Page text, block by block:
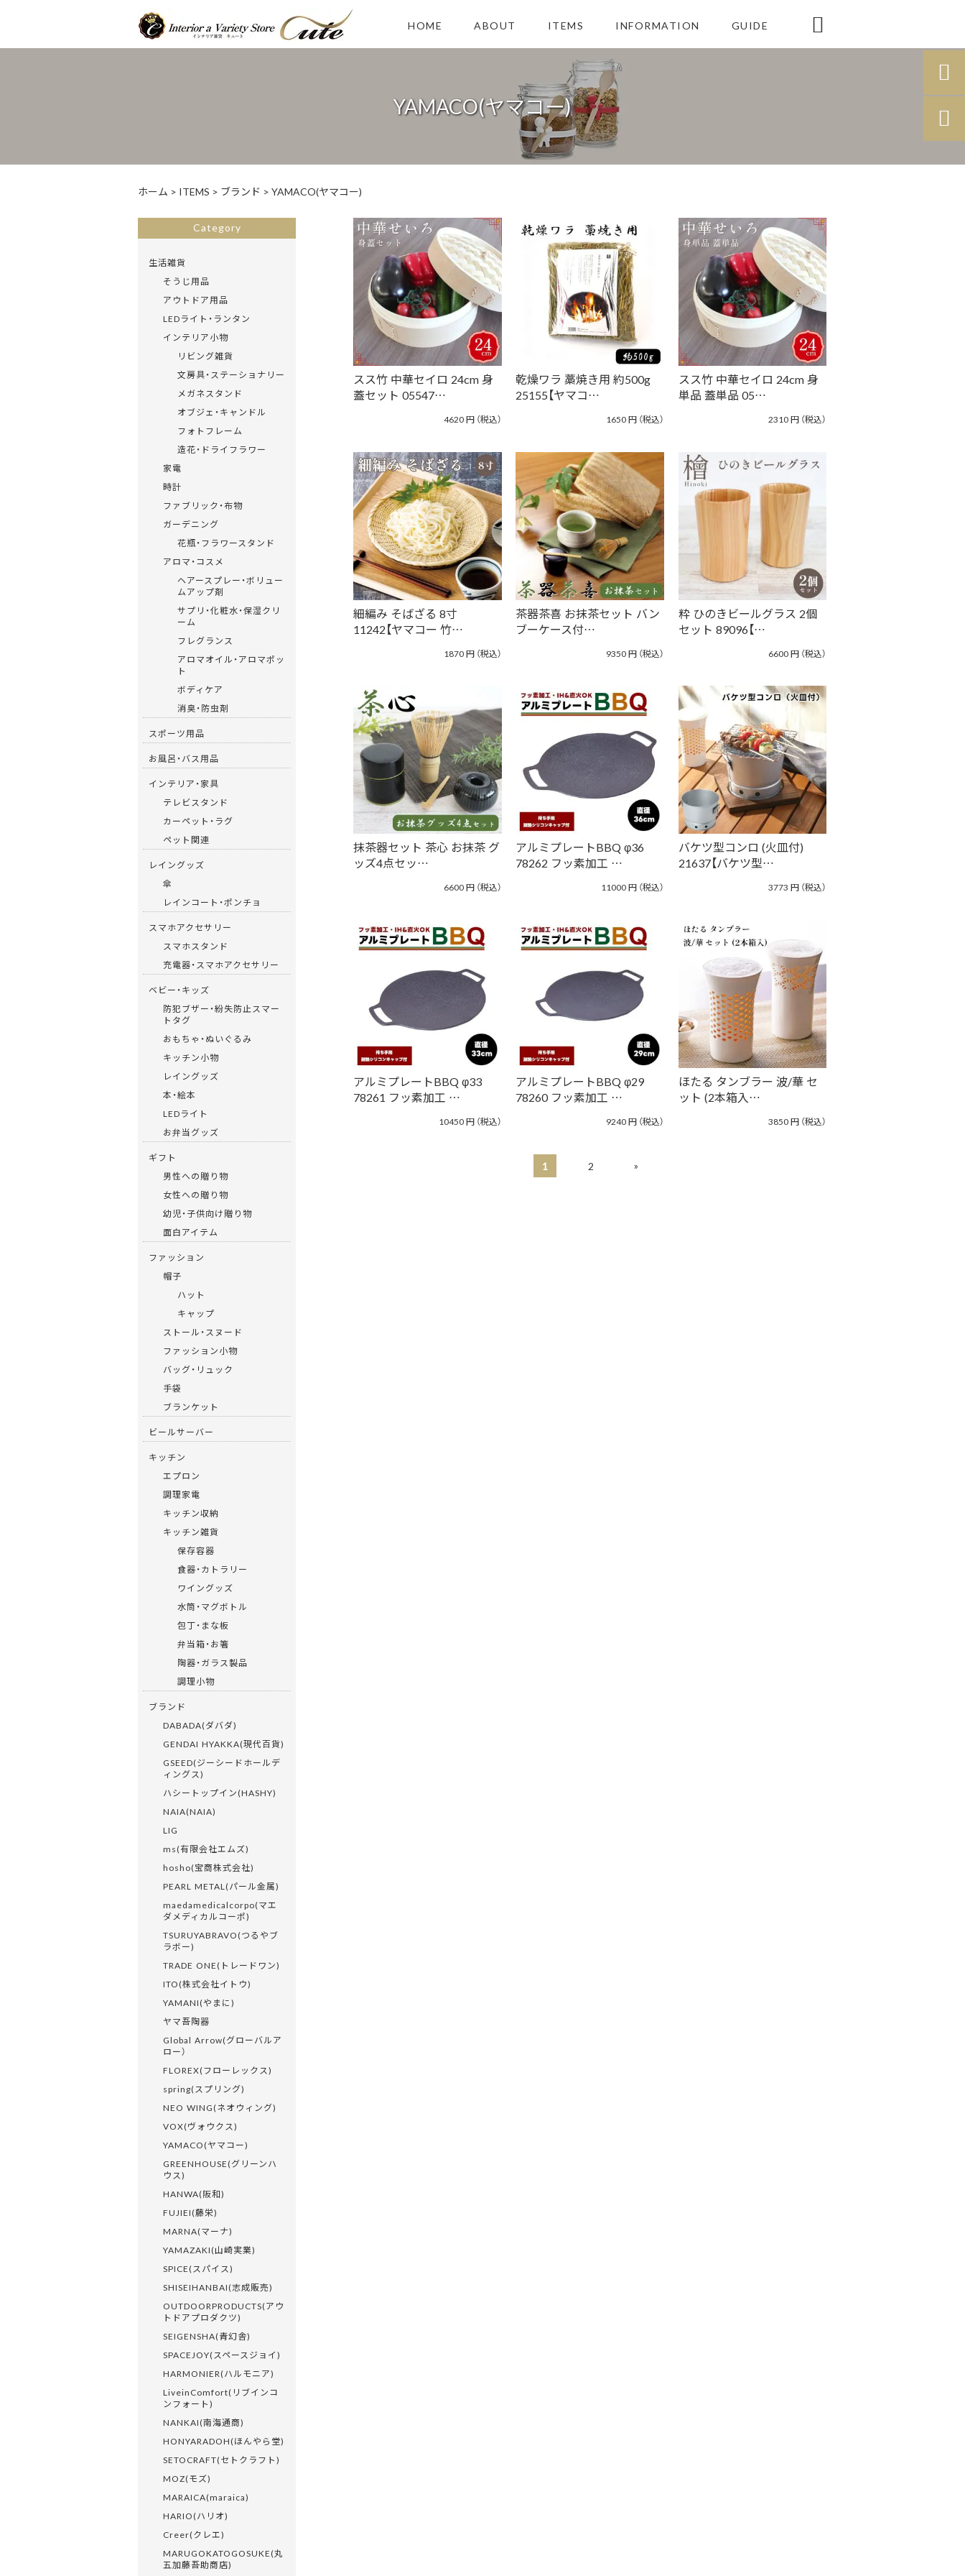
HOME ABOUT ITEMS INFORMATION GUIDE 
YAMACO(ヤマコー)
ホーム > ITEMS > ブランド > YAMACO(ヤマコー)
スス竹 中華セイロ 24cm 身
蓋セット 05547…
4620円 （税込）
乾燥ワラ 藁焼き用 約500g
25155【ヤマコ…
1650円 （税込）
スス竹 中華セイロ 24cm 身
単品 蓋単品 05…
2310円 （税込）
細編み そばざる 8寸
11242【ヤマコー 竹…
1870円 （税込）
茶器茶喜 お抹茶セット バン
ブーケース付…
9350円 （税込）
粋 ひのきビールグラス 2個
セット 89096【…
6600円 （税込）
抹茶器セット 茶心 お抹茶 グ
ッズ4点セッ…
6600円 （税込）
アルミプレートBBQ φ36
78262 フッ素加工 …
11000円 （税込）
バケツ型コンロ (火皿付)
21637【バケツ型…
3773 円 （税込）
アルミプレートBBQ φ33
78261 フッ素加工 …
10450円 （税込）
アルミプレートBBQ φ29
78260 フッ素加工 …
9240円 （税込）
ほたる タンブラー 波/華 セ
ット (2本箱入…
3850円 （税込）
1 2 »
Category
生活雑貨
そうじ用品
アウトドア用品
LEDライト・ランタン
インテリア小物
リビング雑貨
文房具・ステーショナリー
メガネスタンド
オブジェ・キャンドル
フォトフレーム
造花・ドライフラワー
家電
時計
ファブリック・布物
ガーデニング
花瓶・フラワースタンド
アロマ・コスメ
ヘアースプレー・ボリュー
ムアップ剤
サプリ・化粧水・保湿クリ
ーム
フレグランス
アロマオイル・アロマポッ
ト
ボディケア
消臭・防虫剤
スポーツ用品
お風呂・バス用品
インテリア・家具
テレビスタンド
カーペット・ラグ
ペット関連
レイングッズ
傘
レインコート・ポンチョ
スマホアクセサリー
スマホスタンド
充電器・スマホアクセサリー
ベビー・キッズ
防犯ブザー・紛失防止スマー
トタグ
おもちゃ・ぬいぐるみ
キッチン小物
レイングッズ
本・絵本
LEDライト
お弁当グッズ
ギフト
男性への贈り物
女性への贈り物
幼児・子供向け贈り物
面白アイテム
ファッション
帽子
ハット
キャップ
ストール・スヌード
ファッション小物
バッグ・リュック
手袋
ブランケット
ビールサーバー
キッチン
エプロン
調理家電
キッチン収納
キッチン雑貨
保存容器
食器・カトラリー
ワイングッズ
水筒・マグボトル
包丁・まな板
弁当箱・お箸
陶器・ガラス製品
調理小物
ブランド
DABADA(ダバダ)
GENDAI HYAKKA(現代百貨)
GSEED(ジーシードホールデ
ィングス)
ハシートップイン(HASHY)
NAIA(NAIA)
LIG
ms(有限会社エムズ)
hosho(宝商株式会社)
PEARL METAL(パール金属)
maedamedicalcorpo(マエ
ダメディカルコーポ)
TSURUYABRAVO(つるやブ
ラボー)
TRADE ONE(トレードワン)
ITO(株式会社イトウ)
YAMANI(やまに)
ヤマ吾陶器
Global Arrow(グローバルア
ロー）
FLOREX(フローレックス)
spring(スプリング)
NEO WING(ネオウィング)
VOX(ヴォウクス)
YAMACO(ヤマコー)
GREENHOUSE(グリーンハ
ウス)
HANWA(阪和)
FUJIEI(藤栄)
MARNA(マーナ)
YAMAZAKI(山崎実業)
SPICE(スパイス)
SHISEIHANBAI(志成販売)
OUTDOORPRODUCTS(アウ
トドアプロダクツ)
SEIGENSHA(青幻舎)
SPACEJOY(スペースジョイ)
HARMONIER(ハルモニア)
LiveinComfort(リブインコ
ンフォート)
NANKAI(南海通商)
HONYARADOH(ほんやら堂)
SETOCRAFT(セトクラフト)
MOZ(モズ)
MARAICA(maraica)
HARIO(ハリオ)
Creer(クレエ)
MARUGOKATOGOSUKE(丸
五加藤吾助商店)

